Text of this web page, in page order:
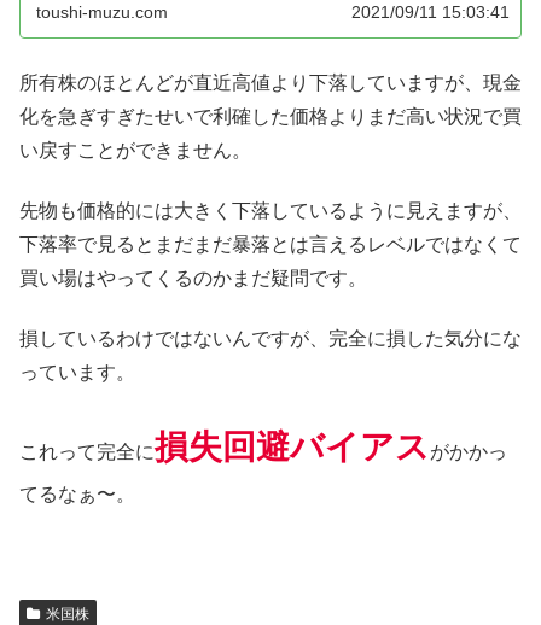
toushi-muzu.com 2021/09/11 15:03:41
所有株のほとんどが直近高値より下落していますが、現金
化を急ぎすぎたせいで利確した価格よりまだ高い状況で買
い戻すことができません。
先物も価格的には大きく下落しているように見えますが、
下落率で見るとまだまだ暴落とは言えるレベルではなくて
買い場はやってくるのかまだ疑問です。
損しているわけではないんですが、完全に損した気分にな
っています。
これって完全に損失回避バイアス がかかっ
てるなぁ〜。
米国株